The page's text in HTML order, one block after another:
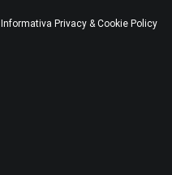
Informativa Privacy & Cookie Policy